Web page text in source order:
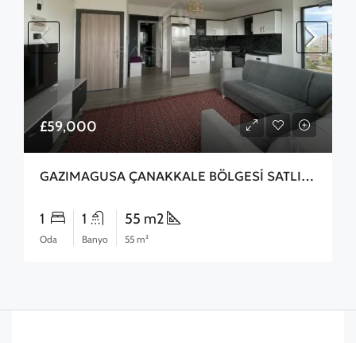
£59,000
GAZIMAGUSA ÇANAKKALE BÖLGESİ SATLIK 2+1 DAİRE
1
Oda
1
Banyo
55 m2
55 m²